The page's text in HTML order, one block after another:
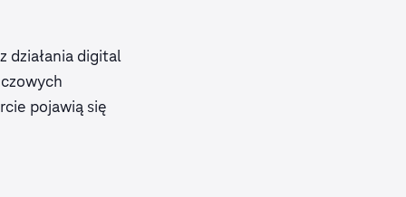
działania digital
pojawią się